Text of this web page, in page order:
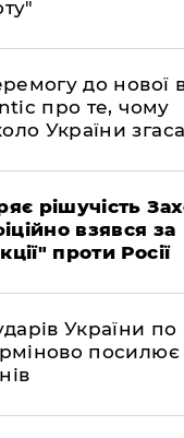
до нової
про те, чому
України
рішучість
взявся за
проти Росії
України по
посилює